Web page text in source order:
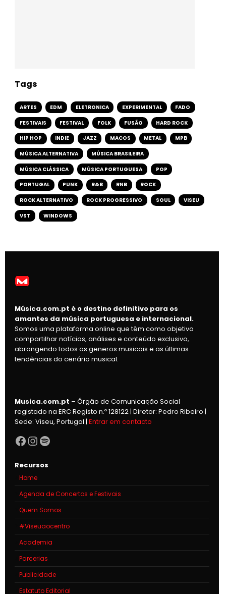
Tags
ARTES EDM ELETRONICA EXPERIMENTAL FADO
FESTIVAIS FESTIVAL FOLK FUSÃO HARD ROCK
HIP HOP INDIE JAZZ MACOS METAL MPB
MÚSICA ALTERNATIVA MÚSICA BRASILEIRA
MÚSICA CLÁSSICA MÚSICA PORTUGUESA POP
PORTUGAL PUNK R&B RNB ROCK
ROCK ALTERNATIVO ROCK PROGRESSIVO SOUL VISEU
VST WINDOWS
Música.com.pt é o destino definitivo para os
amantes da música portuguesa e internacional.
Somos uma plataforma online que têm como objetivo
compartilhar notícias, análises e conteúdo exclusivo,
abrangendo todos os generos musicais e as últimas
tendências do cenário musical.
Musica.com.pt – Órgão de Comunicação Social
registado na ERC Registo n.º 128122 | Diretor: Pedro Ribeiro |
Sede: Viseu, Portugal |Entrar em contacto
Facebook
Instagram
Spotify
Recursos
Home
Agenda de Concertos e Festivais
Quem Somos
#Viseuaocentro
Academia
Parcerias
Publicidade
Estatuto Editorial